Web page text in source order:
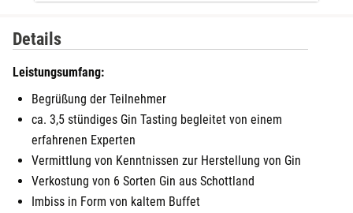
Details
Leistungsumfang:
Begrüßung der Teilnehmer
ca. 3,5 stündiges Gin Tasting begleitet von einem
erfahrenen Experten
Vermittlung von Kenntnissen zur Herstellung von Gin
Verkostung von 6 Sorten Gin aus Schottland
Imbiss in Form von kaltem Buffet